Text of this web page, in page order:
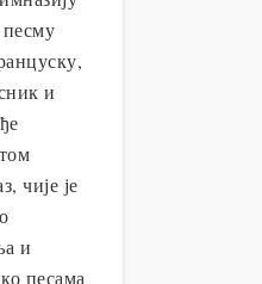
и
чије је
и
песама